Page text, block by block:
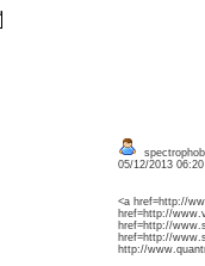
05/12/2013
<a href=http://
href=http://
href=http://
href=http://
http://